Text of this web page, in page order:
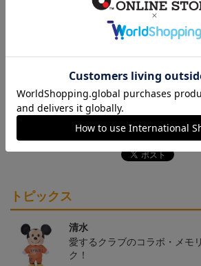
取り扱い商品によっては、パッケージやデ
告なく変更になることがございます。
ギフト対応について
ヘルプページ
トピックス
清水
愛するクラブのコラボ・メモ
ク！